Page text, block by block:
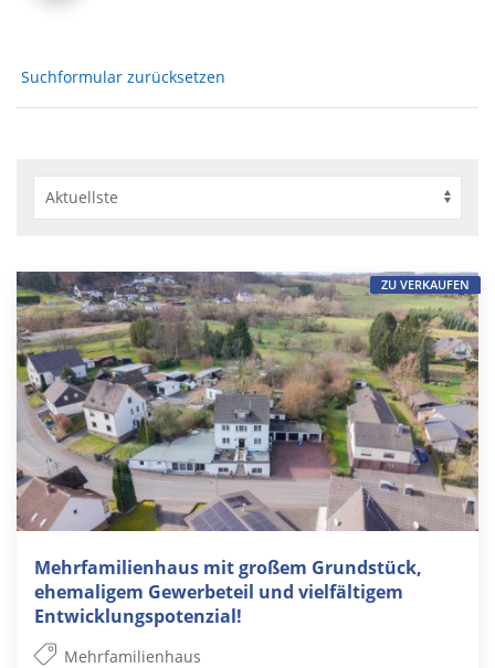
Suchformular zurücksetzen
Mehrfamilienhaus mit großem Grundstück,
ehemaligem Gewerbeteil und vielfältigem
Entwicklungspotenzial!
Mehrfamilienhaus
ZU VERKAUFEN